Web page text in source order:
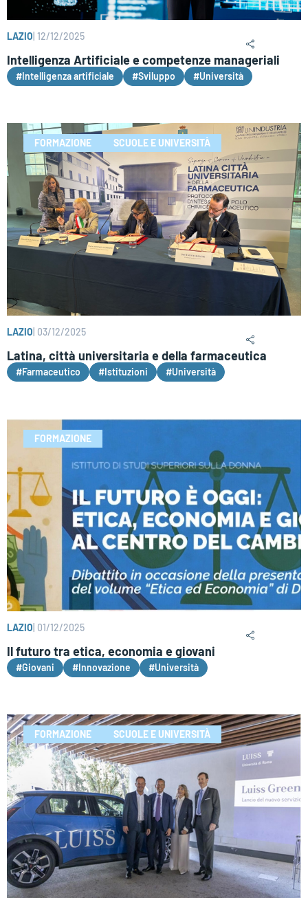
LAZIO 12/12/2025
Intelligenza Artificiale e competenze manageriali
#Intelligenza artificiale #Sviluppo #Università
FORMAZIONE SCUOLE E UNIVERSITÀ
LAZIO 03/12/2025
Latina, città universitaria e della farmaceutica
#Farmaceutico #Istituzioni #Università
FORMAZIONE
LAZIO 01/12/2025
Il futuro tra etica, economia e giovani
#Giovani #Innovazione #Università
FORMAZIONE SCUOLE E UNIVERSITÀ